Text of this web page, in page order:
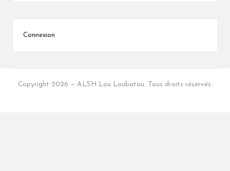
Connexion
Copyright 2026 — ALSH Lou Loubatou. Tous droits réservés.